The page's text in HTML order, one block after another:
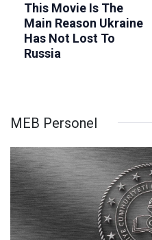
MEB Personel